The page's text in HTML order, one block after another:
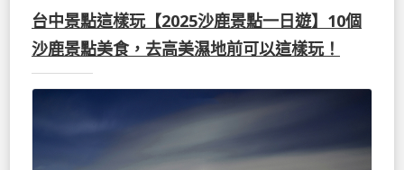
台中景點這樣玩【2025沙鹿景點一日遊】10個
沙鹿景點美食，去高美濕地前可以這樣玩！